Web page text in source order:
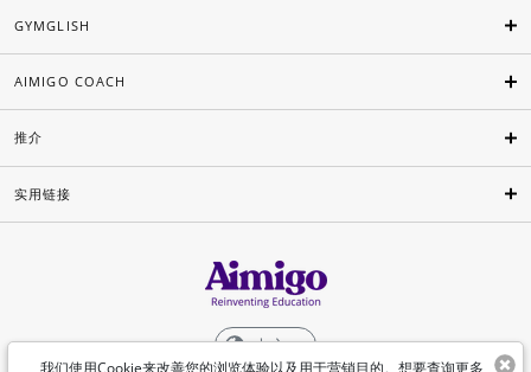
我们使用Cookie来改善您的浏览体验以及用于营销目的。想要查询更多
GYMGLISH
AIMIGO COACH
推介
实用链接
中文